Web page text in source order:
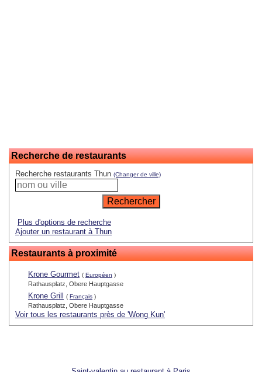
Recherche de restaurants
Recherche restaurants Thun (Changer de ville)
Plus d'options de recherche
Ajouter un restaurant à Thun
Restaurants à proximité
Krone Gourmet ( Européen )
Rathausplatz, Obere Hauptgasse
Krone Grill ( Français )
Rathausplatz, Obere Hauptgasse
Voir tous les restaurants près de 'Wong Kun'